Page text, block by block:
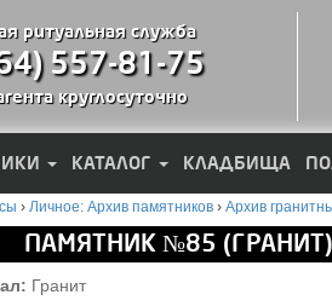
ритуальная служба
557-81-75
круглосуточно
КАТАЛОГ КЛАДБИЩА
› Личное: Архив памятников › Архив
ПАМЯТНИК №85 (ГРАНИТ)
Гранит